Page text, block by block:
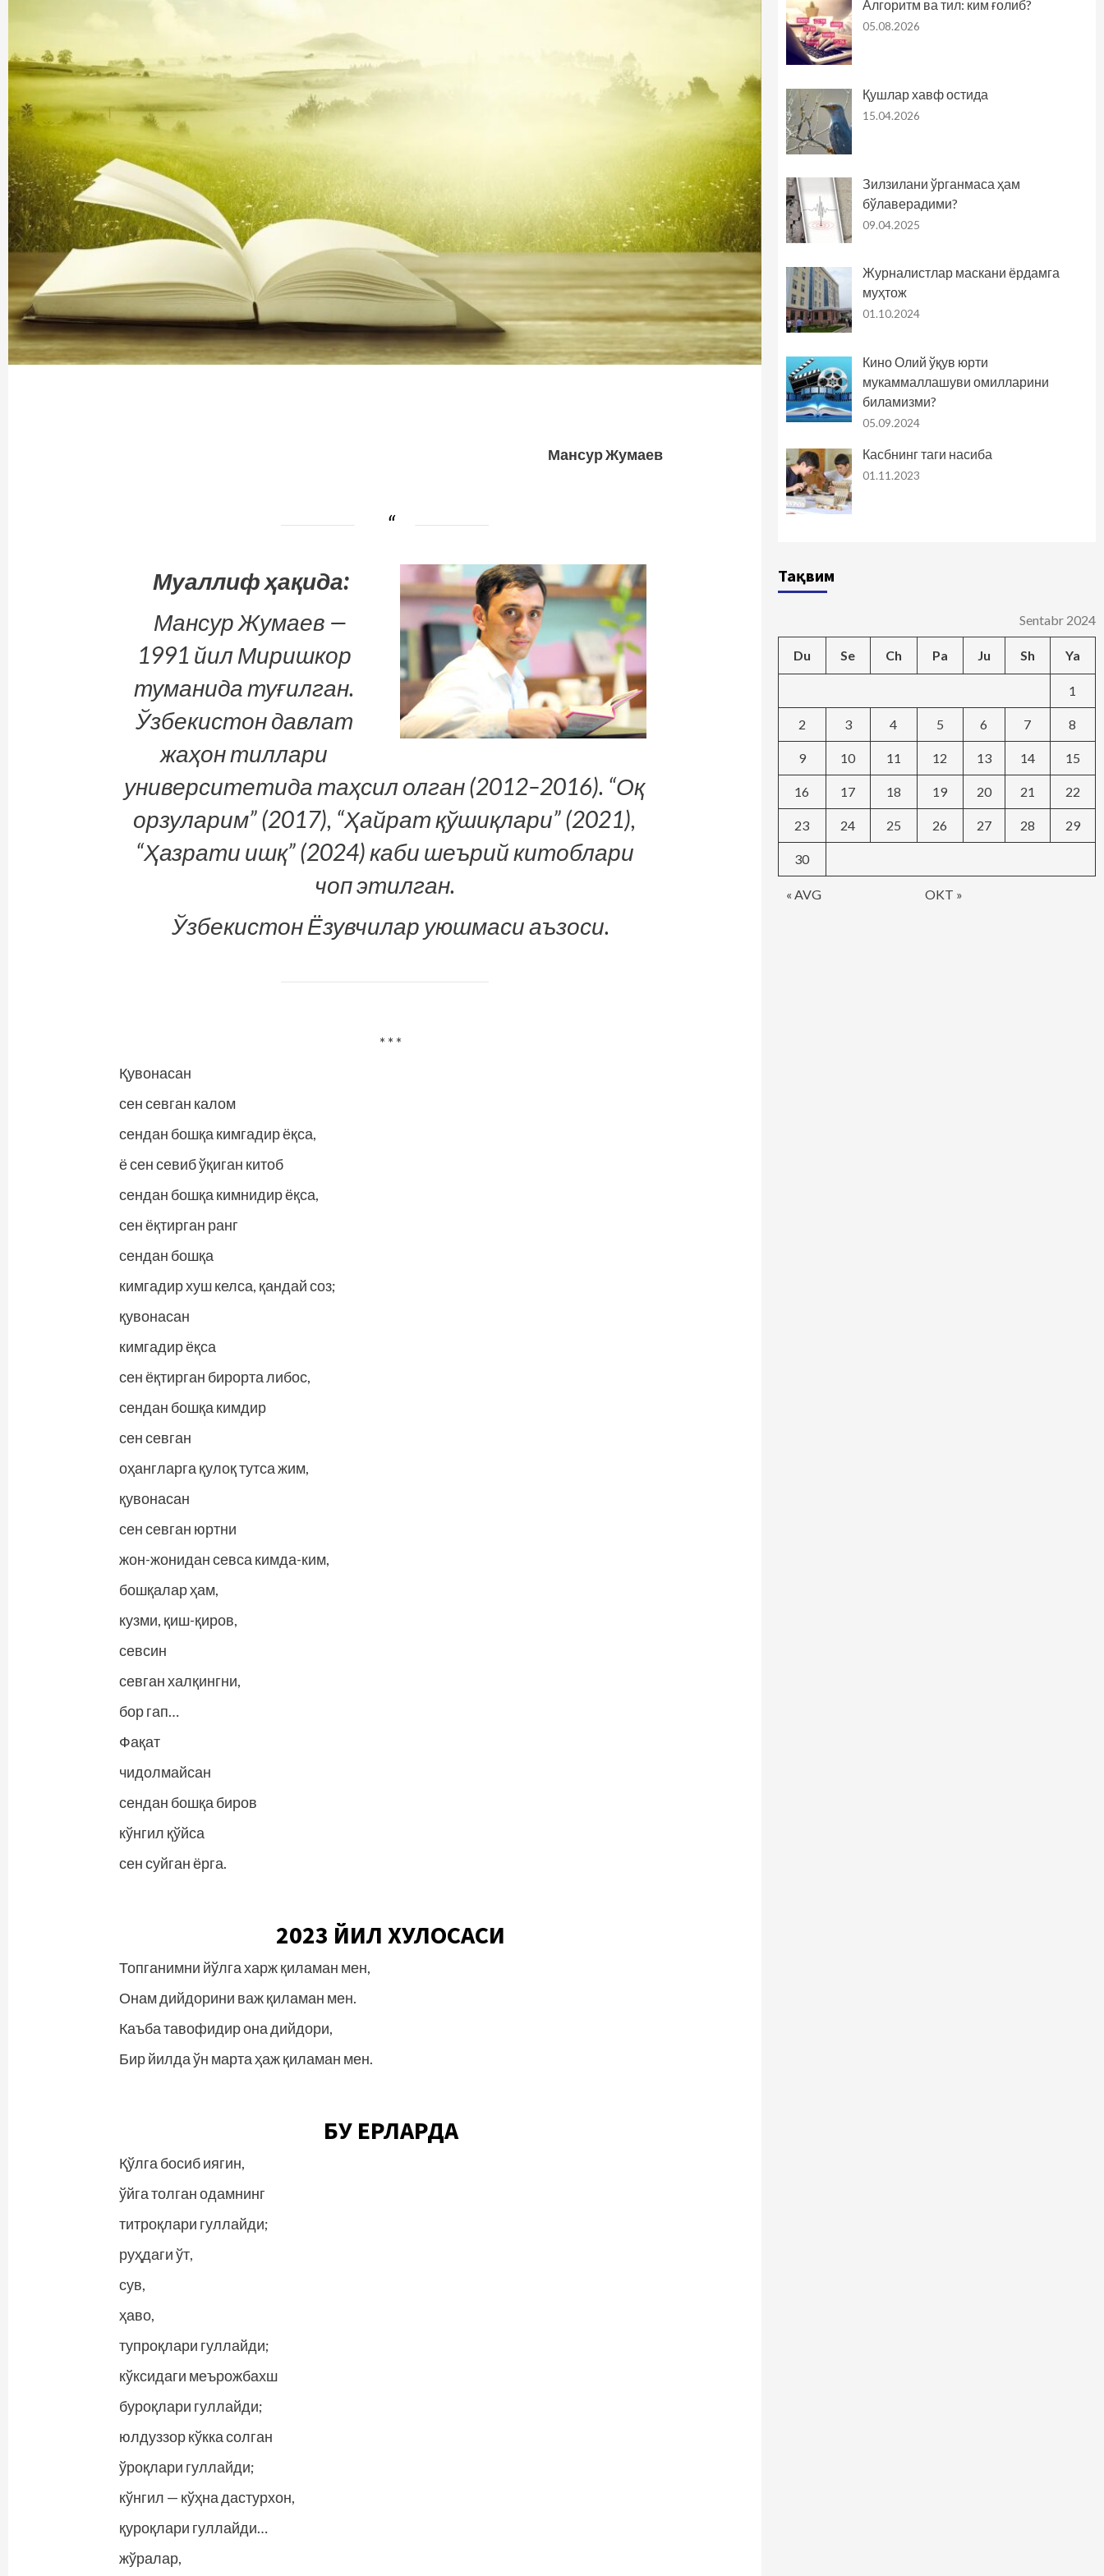
Мансур Жумаев
Муаллиф ҳақида:
Мансур Жумаев —
1991 йил Миришкор
туманида туғилган.
Ўзбекистон давлат
жаҳон тиллари
университетида таҳсил олган (2012–2016). “Оқ
орзуларим” (2017), “Ҳайрат қўшиқлари” (2021),
“Ҳазрати ишқ” (2024) каби шеърий китоблари
чоп этилган.
Ўзбекистон Ёзувчилар уюшмаси ­аъзоси.
* * *
Қувонасан
сен севган калом
сендан бошқа кимгадир ёқса,
ё сен севиб ўқиган китоб
сендан бошқа кимнидир ёқса,
сен ёқтирган ранг
сендан бошқа
кимгадир хуш келса, қандай соз;
қувонасан
кимгадир ёқса
сен ёқтирган бирорта либос,
сендан бошқа кимдир
сен севган
оҳангларга қулоқ тутса жим,
қувонасан
сен севган юртни
жон-жонидан севса кимда-ким,
бошқалар ҳам,
кузми, қиш-қиров,
севсин
севган халқингни,
бор гап…
Фақат
чидолмайсан
сендан бошқа биров
кўнгил қўйса
сен суйган ёрга.
2023 ЙИЛ ХУЛОСАСИ
Топганимни йўлга харж қиламан мен,
Онам дийдорини важ қиламан мен.
Каъба тавофидир она дийдори,
Бир йилда ўн марта ҳаж қиламан мен.
БУ ЕРЛАРДА
Қўлга босиб иягин,
ўйга толган одамнинг
титроқлари гуллайди;
руҳдаги ўт,
сув,
ҳаво,
тупроқлари гуллайди;
кўксидаги меърожбахш
буроқлари гуллайди;
юлдуззор кўкка солган
ўроқлари гуллайди;
кўнгил — кўҳна дастурхон,
қуроқлари гуллайди…
жўралар,
Алгоритм ва тил: ким ғолиб?
05.08.2026
Қушлар хавф остида
15.04.2026
Зилзилани ўрганмаса ҳам
бўлаверадими?
09.04.2025
Журналистлар маскани ёрдамга
муҳтож
01.10.2024
Кино Олий ўқув юрти
мукаммаллашуви омилларини
биламизми?
05.09.2024
Касбнинг таги насиба
01.11.2023
Тақвим
Sentabr 2024
Du Se Ch Pa Ju Sh Ya
« AVG OKT »
1
2 3 4 5 6 7 8
9 10 11 12 13 14 15
16 17 18 19 20 21 22
23 24 25 26 27 28 29
30